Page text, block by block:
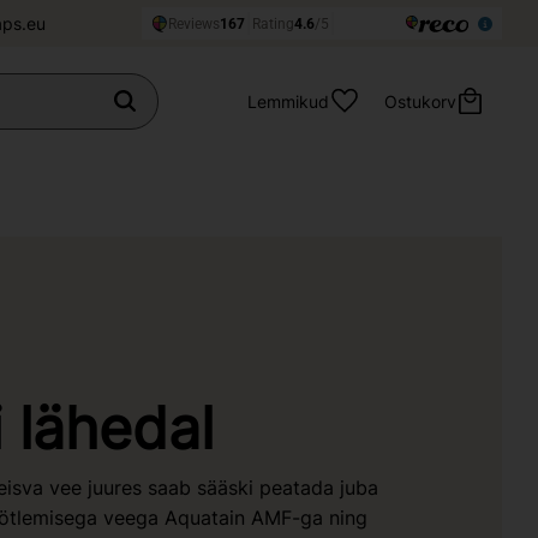
Lemmikud Ostukorv
lähedal
vee juures saab sääski peatada juba
veega Aquatain AMF-ga ning